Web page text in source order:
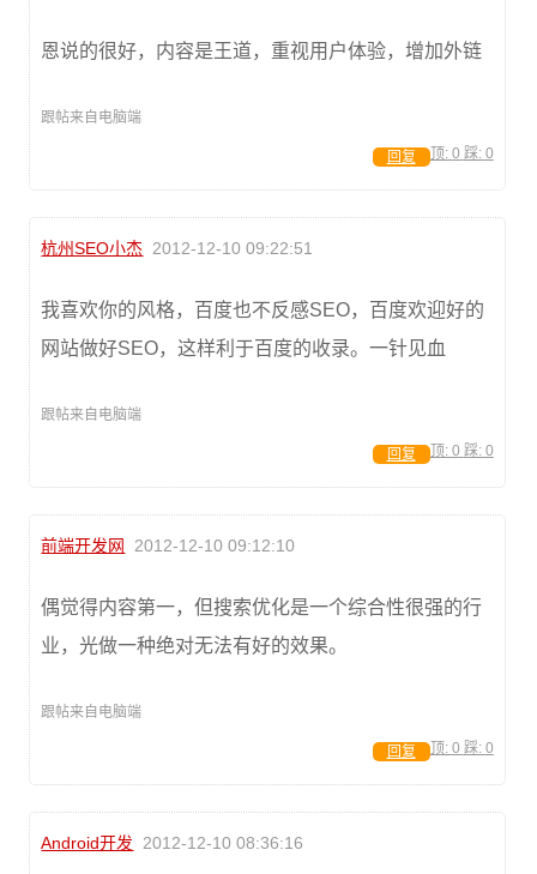
恩说的很好，内容是王道，重视用户体验，增加外链
跟帖来自电脑端
顶: 0 踩: 0
回复
杭州SEO小杰 2012-12-10 09:22:51
我喜欢你的风格，百度也不反感SEO，百度欢迎好的
网站做好SEO，这样利于百度的收录。一针见血
跟帖来自电脑端
顶: 0 踩: 0
回复
前端开发网 2012-12-10 09:12:10
偶觉得内容第一，但搜索优化是一个综合性很强的行
业，光做一种绝对无法有好的效果。
跟帖来自电脑端
顶: 0 踩: 0
回复
Android开发 2012-12-10 08:36:16